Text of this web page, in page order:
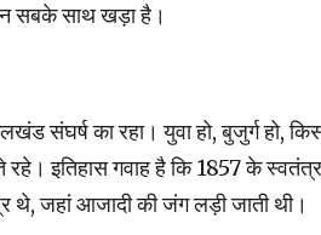
सबके साथ खड़ा है।
संघर्ष का रहा। युवा हो, बुजुर्ग हो,
इतिहास गवाह है कि 1857 के
थे, जहां आजादी की जंग लड़ी जाती थी।